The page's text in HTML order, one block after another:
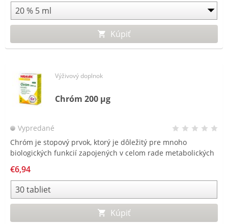
Kúpiť
Výživový doplnok
Chróm 200 µg
Vypredané
Chróm je stopový prvok, ktorý je dôležitý pre mnoho
biologických funkcií zapojených v celom rade metabolických
optimálnej telesnej hmotnosti vďaka podpore správneho
metabolizmu živín.
€6,94
Kúpiť